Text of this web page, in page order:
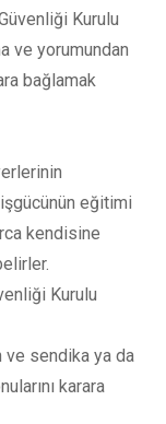
Kurulu
ve yorumundan
bağlamak
eğitimi
kendisine
Kurulu
ve sendika ya da
karara